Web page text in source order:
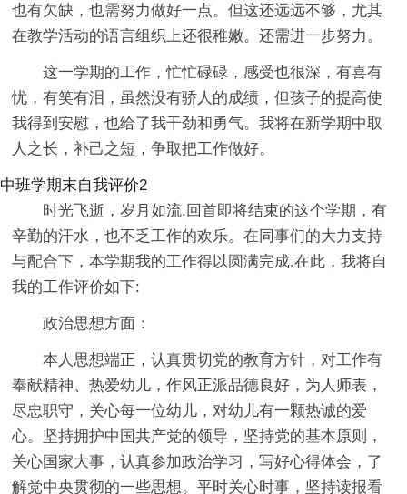
也有欠缺，也需努力做好一点。但这还远远不够，尤其
在教学活动的语言组织上还很稚嫩。还需进一步努力。
这一学期的工作，忙忙碌碌，感受也很深，有喜有
忧，有笑有泪，虽然没有骄人的成绩，但孩子的提高使
我得到安慰，也给了我干劲和勇气。我将在新学期中取
人之长，补己之短，争取把工作做好。
中班学期末自我评价2
时光飞逝，岁月如流.回首即将结束的这个学期，有
辛勤的汗水，也不乏工作的欢乐。在同事们的大力支持
与配合下，本学期我的工作得以圆满完成.在此，我将自
我的工作评价如下:
政治思想方面：
本人思想端正，认真贯切党的教育方针，对工作有
奉献精神、热爱幼儿，作风正派品德良好，为人师表，
尽忠职守，关心每一位幼儿，对幼儿有一颗热诚的爱
心。坚持拥护中国共产党的领导，坚持党的基本原则，
关心国家大事，认真参加政治学习，写好心得体会，了
解党中央贯彻的一些思想。平时关心时事，坚持读报看